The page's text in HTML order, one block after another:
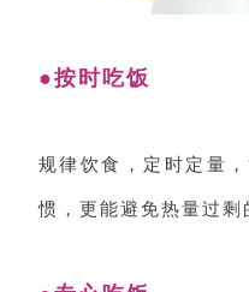
●按时吃饭
规律饮食，定时定量
惯，更能避免热量过剩